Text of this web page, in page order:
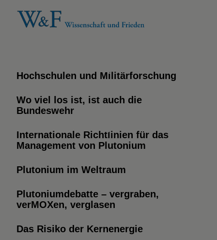
Hochschulen und Militärforschung
Wo viel los ist, ist auch die
Bundeswehr
Internationale Richtlinien für das
Management von Plutonium
Plutonium im Weltraum
Plutoniumdebatte – vergraben,
verMOXen, verglasen
Das Risiko der Kernenergie